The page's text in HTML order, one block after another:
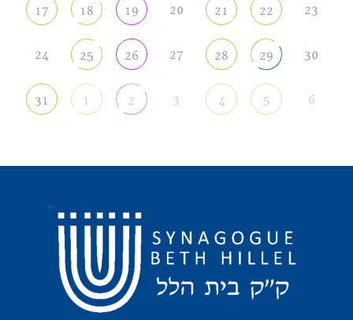
17 18 19 20 21 22 23
24 25 26 27 28 29 30
31 1 2 3 4 5 6